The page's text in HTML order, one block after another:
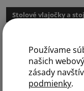
Používame
našich
zásady
podmienky.
Stolové vlajočky a